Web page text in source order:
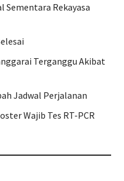
Sementara Rekayasa
Terganggu Akibat
Jadwal Perjalanan
Wajib Tes RT-PCR